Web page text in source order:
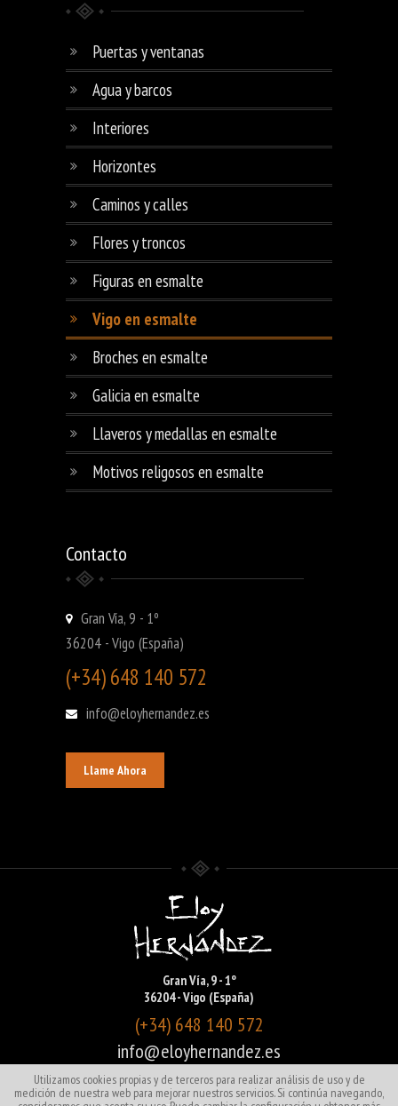
Puertas y ventanas
Agua y barcos
Interiores
Horizontes
Caminos y calles
Flores y troncos
Figuras en esmalte
Vigo en esmalte
Broches en esmalte
Galicia en esmalte
Llaveros y medallas en esmalte
Motivos religosos en esmalte
Contacto
Gran Vía, 9 - 1º
36204 - Vigo (España)
(+34) 648 140 572
info@eloyhernandez.es
Llame Ahora
Gran Vía, 9 - 1º
36204 - Vigo (España)
(+34) 648 140 572
info@eloyhernandez.es
Utilizamos cookies propias y de terceros para realizar análisis de uso y de
medición de nuestra web para mejorar nuestros servicios. Si continúa navegando,